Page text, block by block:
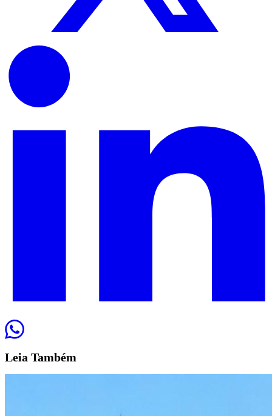
Leia Também